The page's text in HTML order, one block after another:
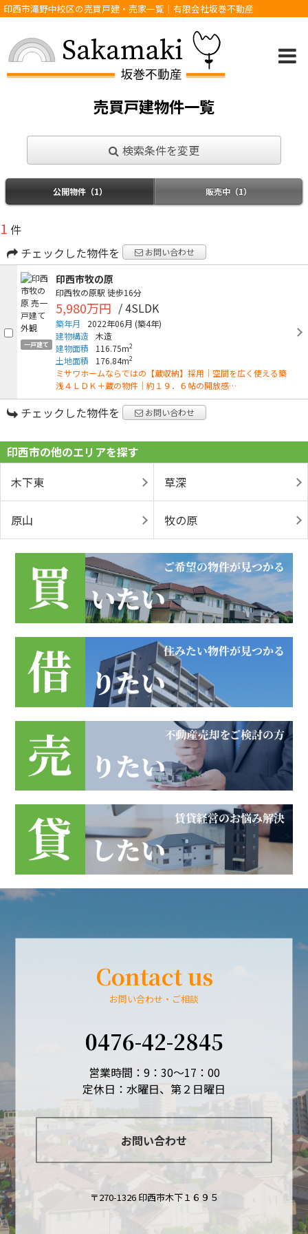
印西市滝野中校区の売買戸建・売家一覧｜有限会社坂巻不動産
売買戸建物件一覧
検索条件を変更
公開物件（1） 販売中（1）
1 件
チェックした物件を
お問い合わせ
一戸建て
印西市牧の原
印西牧の原駅 徒歩16分
5,980万円 / 4SLDK
築年月 2022年06月 (築4年)
建物構造 木造
建物面積
116.75m2
土地面積 176.84m2
ミサワホームならではの【蔵収納】採用｜空間を広く使える築
浅４ＬＤＫ＋蔵の物件｜約１９．６帖の開放感…
チェックした物件を お問い合わせ
印西市の他のエリアを探す
木下東
草深
原山 牧の原
Contact us
お問い合わせ・ご相談
0476-42-2845
営業時間：9：30～17：00
定休日：水曜日、第２日曜日
お問い合わせ
〒270-1326 印西市木下１６９５